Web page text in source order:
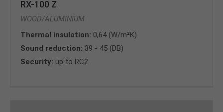
RX-100 Z
WOOD/ALUMINIUM
Thermal insulation: 0,64 (W/m²K)
Sound reduction: 39 - 45 (DB)
Security: up to RC2